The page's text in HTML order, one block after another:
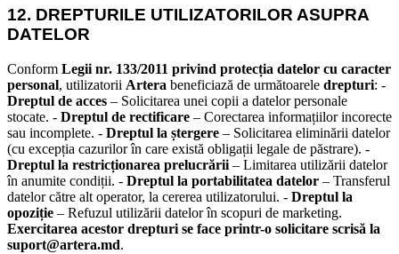
12. DREPTURILE UTILIZATORILOR ASUPRA
DATELOR
Conform Legii nr. 133/2011 privind protecția datelor cu caracter
personal, utilizatorii Artera beneficiază de următoarele drepturi: -
Dreptul de acces – Solicitarea unei copii a datelor personale
stocate. - Dreptul de rectificare – Corectarea informațiilor incorecte
sau incomplete. - Dreptul la ștergere – Solicitarea eliminării datelor
(cu excepția cazurilor în care există obligații legale de păstrare). -
Dreptul la restricționarea prelucrării – Limitarea utilizării datelor
în anumite condiții. - Dreptul la portabilitatea datelor – Transferul
datelor către alt operator, la cererea utilizatorului. - Dreptul la
opoziție – Refuzul utilizării datelor în scopuri de marketing.
Exercitarea acestor drepturi se face printr-o solicitare scrisă la
suport@artera.md.